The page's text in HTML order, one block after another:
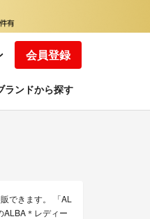
会員登録
ランドから探す
できます。 「AL
＊レディー